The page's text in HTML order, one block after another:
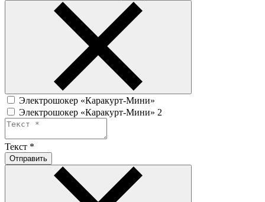
Электрошокер «Каракурт-Мини»
Электрошокер «Каракурт-Мини» 2
Текст *
Отправить